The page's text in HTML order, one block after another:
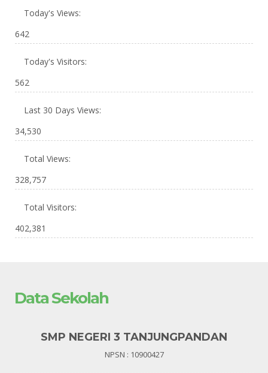
Today's Views:
642
Today's Visitors:
562
Last 30 Days Views:
34,530
Total Views:
328,757
Total Visitors:
402,381
Data Sekolah
SMP NEGERI 3 TANJUNGPANDAN
NPSN : 10900427